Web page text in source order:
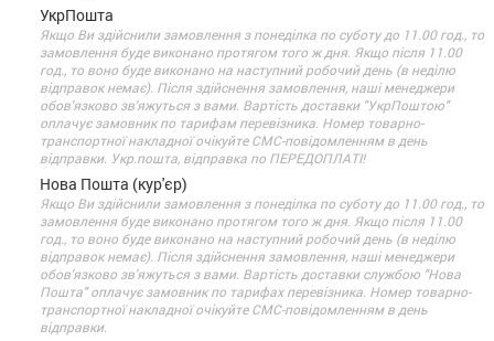
УкрПошта
Якщо Ви здійснили замовлення з понеділка по суботу до 11.00 год., то
замовлення буде виконано протягом того ж дня. Якщо після 11.00
год., то воно буде виконано на наступний робочий день (в неділю
відправок немає). Після здійснення замовлення, наші менеджери
обов'язково зв'яжуться з вами. Вартість доставки "УкрПоштою"
оплачує замовник по тарифам перевізника. Номер товарно-
транспортної накладної очікуйте СМС-повідомленням в день
відправки. Укр.пошта, відправка по ПЕРЕДОПЛАТІ!
Нова Пошта (кур'єр)
Якщо Ви здійснили замовлення з понеділка по суботу до 11.00 год., то
замовлення буде виконано протягом того ж дня. Якщо після 11.00
год., то воно буде виконано на наступний робочий день (в неділю
відправок немає). Після здійснення замовлення, наші менеджери
обов'язково зв'яжуться з вами. Вартість доставки службою "Нова
Пошта" оплачує замовник по тарифах перевізника. Номер товарно-
транспортної накладної очікуйте СМС-повідомленням в день
відправки.